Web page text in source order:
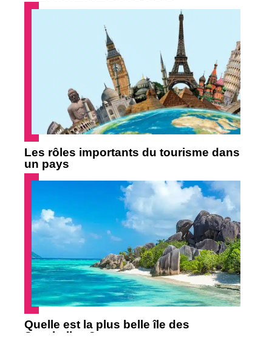
Les rôles importants du tourisme dans
un pays
Quelle est la plus belle île des
Seychelles ?